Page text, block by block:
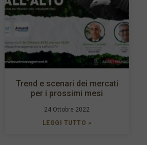
Trend e scenari dei mercati
per i prossimi mesi
24 Ottobre 2022
LEGGI TUTTO »